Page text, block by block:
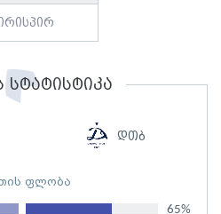
სტატისტიკა
დთბ
ფლობა
65%